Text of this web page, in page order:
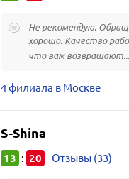
Не рекомендую.
хорошо. Качество
что вам возвращают...
4 филиала в Москве
S-Shina
13 : 20 Отзывы (33)